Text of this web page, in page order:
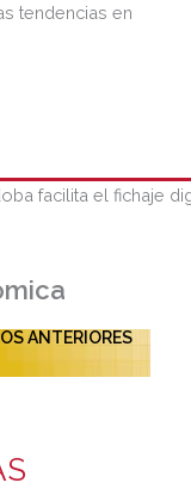
tendencias en
ANTERIORES